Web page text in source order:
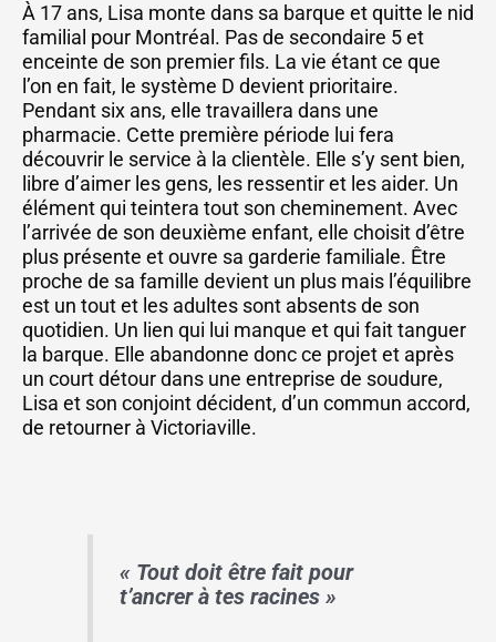
À 17 ans, Lisa monte dans sa barque et quitte le nid
familial pour Montréal. Pas de secondaire 5 et
enceinte de son premier fils. La vie étant ce que
l’on en fait, le système D devient prioritaire.
Pendant six ans, elle travaillera dans une
pharmacie. Cette première période lui fera
découvrir le service à la clientèle. Elle s’y sent bien,
libre d’aimer les gens, les ressentir et les aider. Un
élément qui teintera tout son cheminement. Avec
l’arrivée de son deuxième enfant, elle choisit d’être
plus présente et ouvre sa garderie familiale. Être
proche de sa famille devient un plus mais l’équilibre
est un tout et les adultes sont absents de son
quotidien. Un lien qui lui manque et qui fait tanguer
la barque. Elle abandonne donc ce projet et après
un court détour dans une entreprise de soudure,
Lisa et son conjoint décident, d’un commun accord,
de retourner à Victoriaville.
« Tout doit être fait pour
t’ancrer à tes racines »